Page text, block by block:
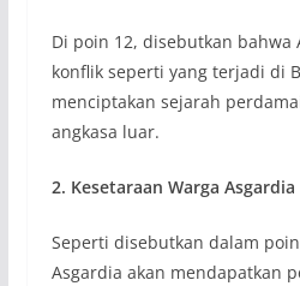
Di poin 12, disebutkan bahwa
konflik seperti yang terjadi di
menciptakan sejarah
angkasa luar.
2. Kesetaraan Warga Asgardia
Seperti disebutkan dalam
Asgardia akan mendapatkan